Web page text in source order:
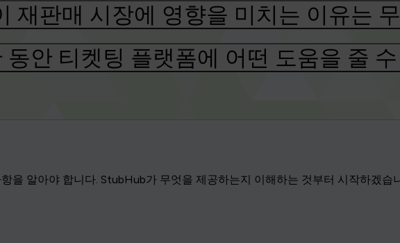
재판매 시장에 영향을 미치는 이유는
동안 티켓팅 플랫폼에 어떤 도움을 줄
을 알아야 합니다. StubHub가 무엇을 제공하는지 이해하는 것부터 시작하겠습